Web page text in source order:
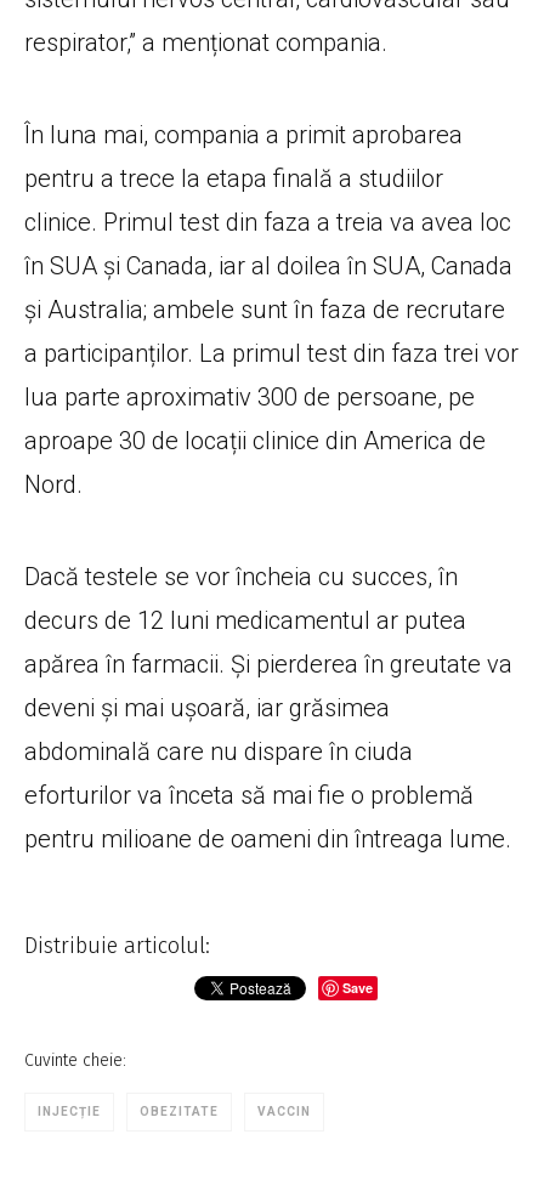
respirator,” a menționat compania.
În luna mai, compania a primit aprobarea
pentru a trece la etapa finală a studiilor
clinice. Primul test din faza a treia va avea loc
în SUA și Canada, iar al doilea în SUA, Canada
și Australia; ambele sunt în faza de recrutare
a participanților. La primul test din faza trei vor
lua parte aproximativ 300 de persoane, pe
aproape 30 de locații clinice din America de
Nord.
Dacă testele se vor încheia cu succes, în
decurs de 12 luni medicamentul ar putea
apărea în farmacii. Și pierderea în greutate va
deveni și mai ușoară, iar grăsimea
abdominală care nu dispare în ciuda
eforturilor va înceta să mai fie o problemă
pentru milioane de oameni din întreaga lume.
Distribuie articolul:
Save
Cuvinte cheie:
INJECȚIE OBEZITATE VACCIN